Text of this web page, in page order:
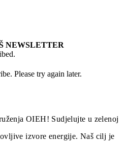
NEWSLETTER
Please try again later.
OIEH! Sudjelujte u zelenoj
izvore energije. Naš cilj je